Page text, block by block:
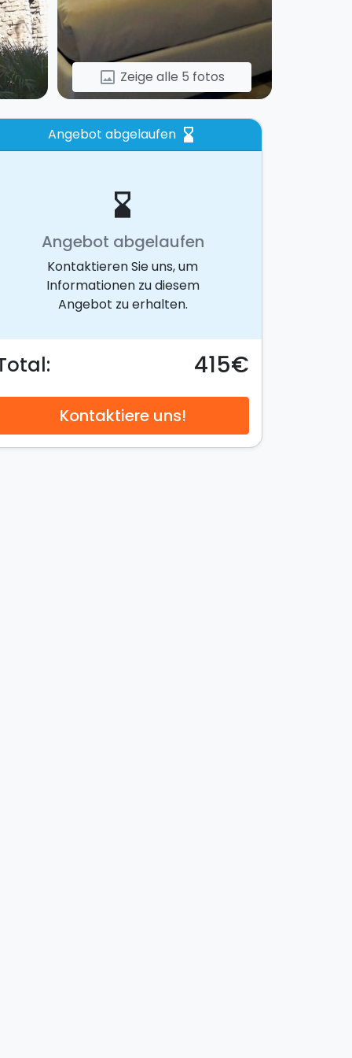
image Zeige alle 5 fotos
Angebot abgelaufen hourglass_bottom
hourglass_bottom
Angebot abgelaufen
Kontaktieren Sie uns, um
Informationen zu diesem
Angebot zu erhalten.
415€
Kontaktiere uns!